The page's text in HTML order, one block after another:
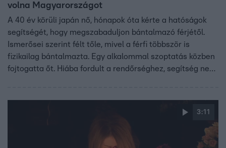
volna Magyarországot
A 40 év körüli japán nő, hónapok óta kérte a hatóságok
segítségét, hogy megszabaduljon bántalmazó férjétől.
Ismerősei szerint félt tőle, mivel a férfi többször is
fizikailag bántalmazta. Egy alkalommal szoptatás közben
fojtogatta őt. Hiába fordult a rendőrséghez, segítség nem
3:11